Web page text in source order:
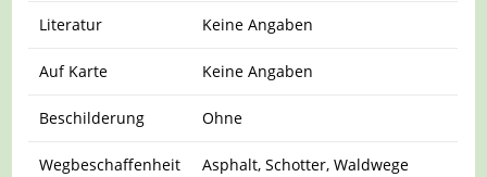
Literatur Keine Angaben
Auf Karte Keine Angaben
Beschilderung Ohne
Wegbeschaffenheit Asphalt, Schotter, Waldwege